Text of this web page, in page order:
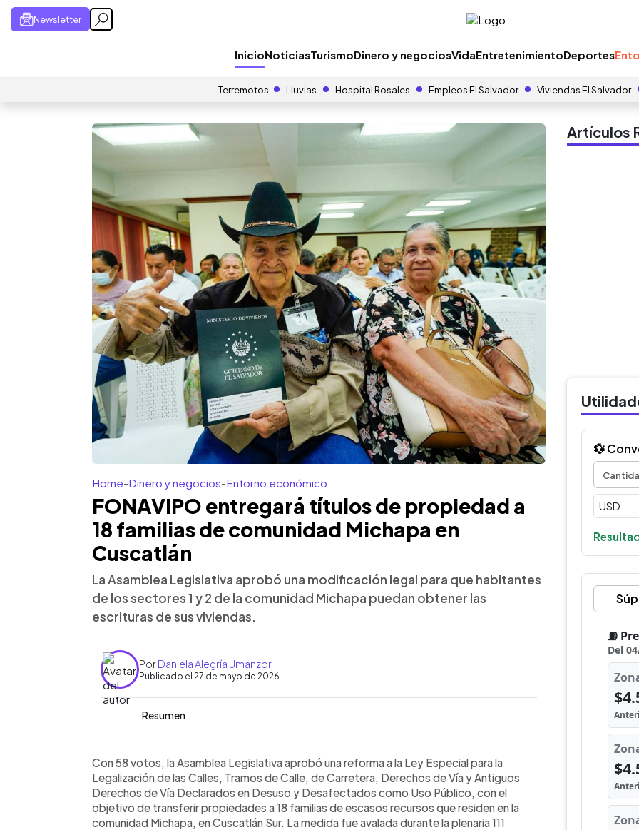
Newsletter
InicioNoticiasTurismoDinero y negociosVidaEntretenimientoDeportes
Terremotos Lluvias Hospital Rosales Empleos El Salvador Viviendas El Salvador
Home-Dinero y negocios-Entorno económico
FONAVIPO entregará títulos de propiedad a
18 familias de comunidad Michapa en
Cuscatlán
La Asamblea Legislativa aprobó una modificación legal para que habitantes
de los sectores 1 y 2 de la comunidad Michapa puedan obtener las
escrituras de sus viviendas.
PorDaniela Alegría Umanzor
Publicado el 27 de mayo de 2026
Resumen
► Escuchar artículo
La Asamblea Legislativa aprobó una reforma que permitirá entregar títulos
de propiedad a 18 familias de la comunidad Michapa, en Cuscatlán Sur,
como parte de un proceso de regularización territorial impulsado a través
de FONAVIPO. La medida busca brindar seguridad jurídica sobre viviendas
ubicadas en sectores cercanos a la carretera Panamericana.
Con 58 votos, la Asamblea Legislativa aprobó una reforma a la Ley Especial para la
Legalización de las Calles, Tramos de Calle, de Carretera, Derechos de Vía y Antiguos
Derechos de Vía Declarados en Desuso y Desafectados como Uso Público, con el
objetivo de transferir propiedades a 18 familias de escasos recursos que residen en la
comunidad Michapa, en Cuscatlán Sur. La medida fue avalada durante la plenaria 111
Artículos
💱